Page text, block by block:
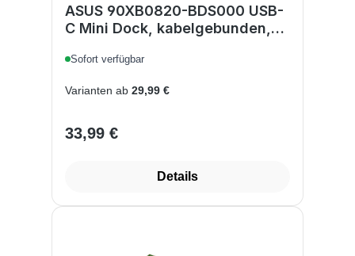
ASUS 90XB0820-BDS000 USB-
C Mini Dock, kabelgebunden,
3840x2160, USB PD 100W, 10
Sofort verfügbar
Varianten ab 29,99 €
Regulärer Preis:
33,99 €
Details